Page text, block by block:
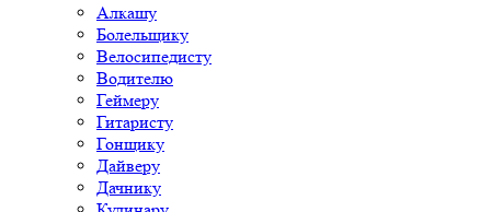
Алкашу
Болельщику
Велосипедисту
Водителю
Геймеру
Гитаристу
Гонщику
Дайверу
Дачнику